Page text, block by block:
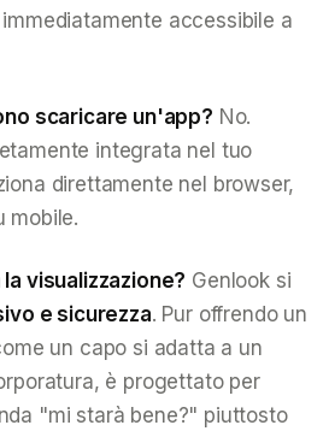
accessibile a
scaricare un'app? No.
integrata nel tuo
direttamente nel browser,
mobile.
visualizzazione? Genlook si
e sicurezza. Pur offrendo un
un capo si adatta a un
è progettato per
"mi starà bene?" piuttosto